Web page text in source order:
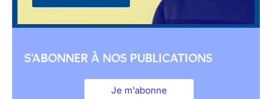
S'ABONNER À NOS PUBLICATIONS
Je m'abonne